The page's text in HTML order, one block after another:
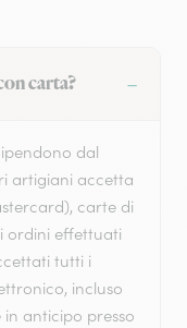
carta?
dal
artigiani accetta
carte di
ordini effettuati
tutti i
incluso
in anticipo presso